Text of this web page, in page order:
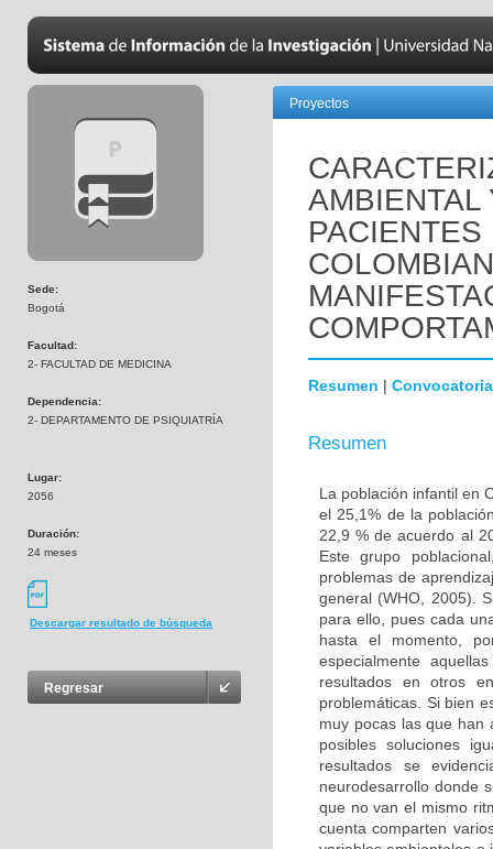
Sede:
Bogotá
Facultad:
2- FACULTAD DE MEDICINA
Dependencia:
2- DEPARTAMENTO DE PSIQUIATRÍA
Lugar:
2056
Duración:
24 meses
Descargar resultado de búsqueda
Regresar
Proyectos
AMBIENTAL
Resumen | Convocatoria
Resumen
La población infantil en
el 25,1% de la
22,9 % de acuerdo al
Este grupo
problemas de
general (WHO, 2005).
para ello, pues cada
hasta el momento,
especialmente
resultados en otros
problemáticas. Si bien
muy pocas las que han
posibles soluciones
resultados se
neurodesarrollo donde
que no van el mismo
cuenta comparten